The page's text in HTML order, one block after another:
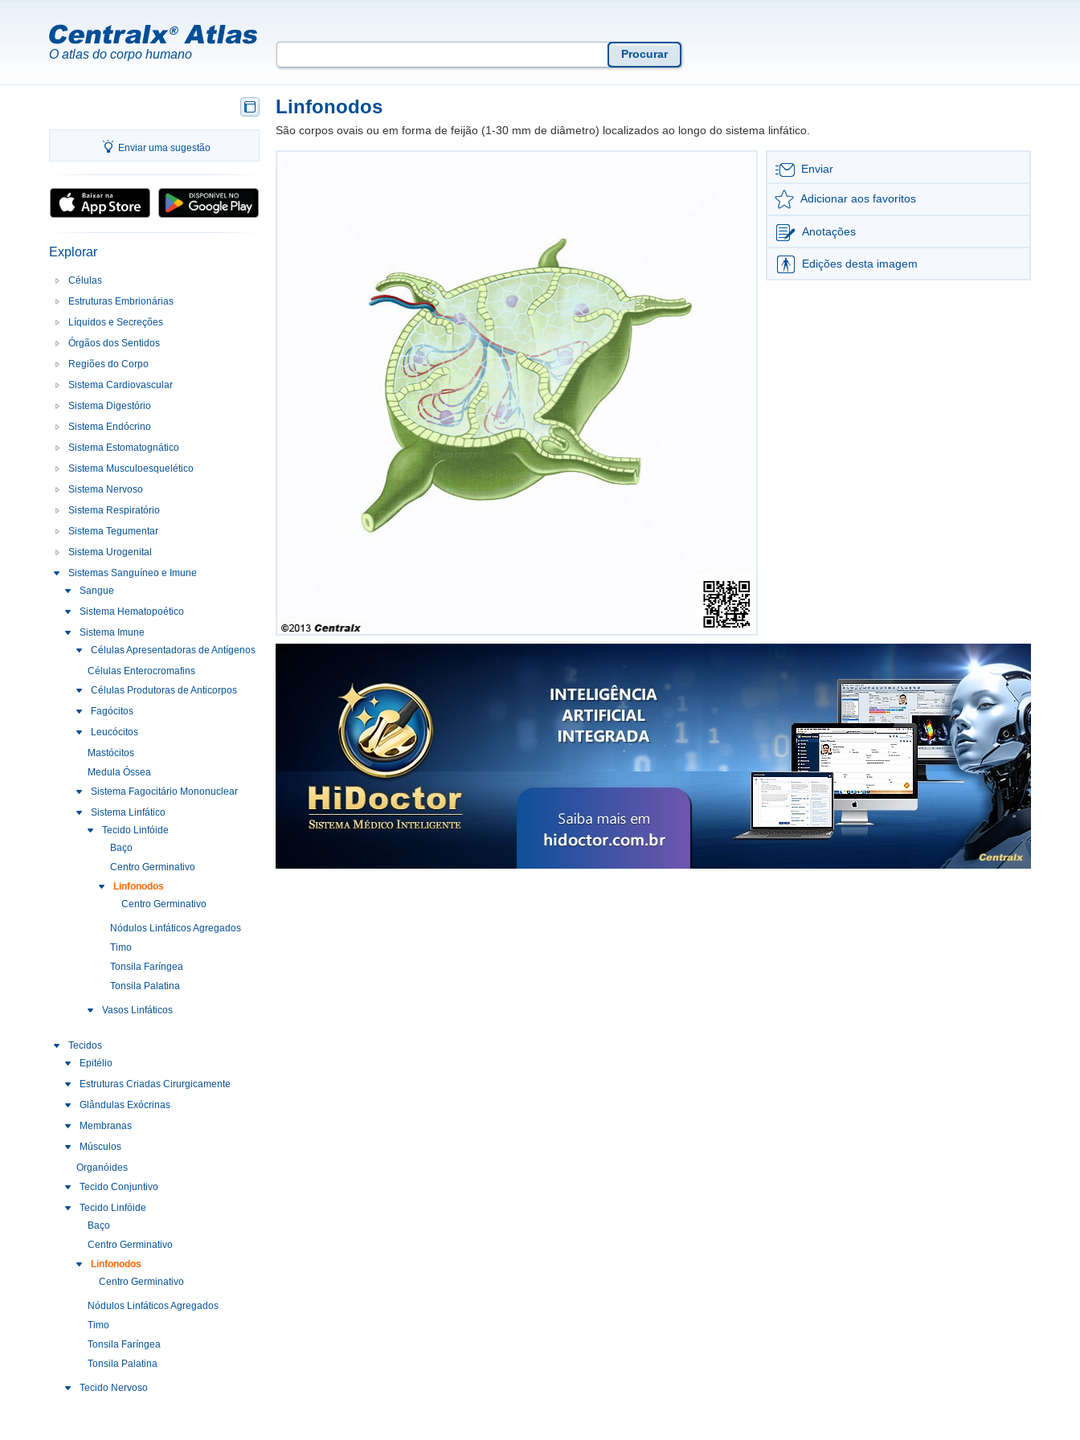
O atlas do corpo humano
Enviar uma sugestão
Explorar
Células
Estruturas Embrionárias
Líquidos e Secreções
Órgãos dos Sentidos
Regiões do Corpo
Sistema Cardiovascular
Sistema Digestório
Sistema Endócrino
Sistema Estomatognático
Sistema Musculoesquelético
Sistema Nervoso
Sistema Respiratório
Sistema Tegumentar
Sistema Urogenital
Sistemas Sanguíneo e Imune
Sangue
Sistema Hematopoético
Sistema Imune
Células Apresentadoras de Antígenos
Células Enterocromafins
Células Produtoras de Anticorpos
Fagócitos
Leucócitos
Mastócitos
Medula Óssea
Sistema Fagocitário Mononuclear
Sistema Linfático
Tecido Linfóide
Baço
Centro Germinativo
Linfonodos
Centro Germinativo
Nódulos Linfáticos Agregados
Timo
Tonsila Faríngea
Tonsila Palatina
Vasos Linfáticos
Tecidos
Epitélio
Estruturas Criadas Cirurgicamente
Glândulas Exócrinas
Membranas
Músculos
Organóides
Tecido Conjuntivo
Tecido Linfóide
Baço
Centro Germinativo
Linfonodos
Centro Germinativo
Nódulos Linfáticos Agregados
Timo
Tonsila Faríngea
Tonsila Palatina
Tecido Nervoso
Linfonodos
São corpos ovais ou em forma de feijão (1-30 mm de diâmetro) localizados ao longo do sistema linfático.
Enviar
Adicionar aos favoritos
Anotações
Edições desta imagem